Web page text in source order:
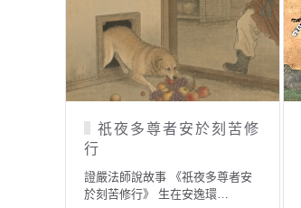
祇夜多尊者安於刻苦修
行
證嚴法師說故事 《祇夜多尊者安
於刻苦修行》 生在安逸環…